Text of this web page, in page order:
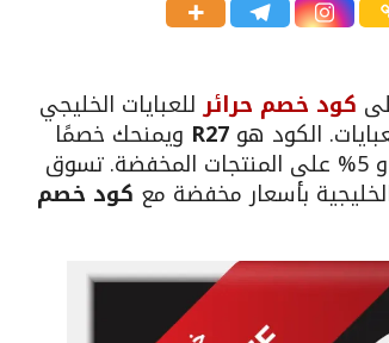
كود خصم حرائرللعبايات الخليجي
الكود هو R27 ويمنحك خصمًا
بنسبة 15% على المنتجات غير المخفضة و 5% على المنتجات المخفضة. تسوق
بأسعار مخفضة مع كود خصم